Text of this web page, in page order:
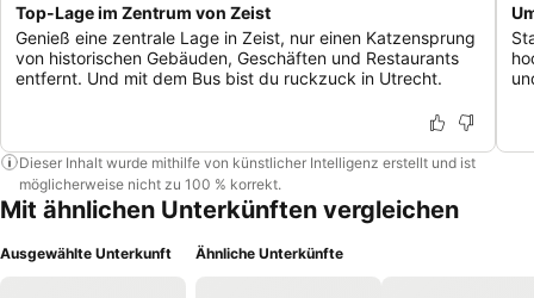
Top-Lage im Zentrum von Zeist
Genieß eine zentrale Lage in Zeist, nur einen Katzensprung
von historischen Gebäuden, Geschäften und Restaurants
entfernt. Und mit dem Bus bist du ruckzuck in Utrecht.
Dieser Inhalt wurde mithilfe von künstlicher Intelligenz erstellt und ist
möglicherweise nicht zu 100 % korrekt.
Mit ähnlichen Unterkünften vergleichen
Ausgewählte Unterkunft Ähnliche Unterkünfte